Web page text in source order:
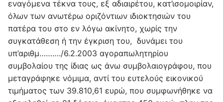
εναγόμενα τέκνα τους, εξ αδιαιρέτου, κατ’ισομοιρίαν,
όλων των ανωτέρω οριζόντιων ιδιοκτησιών του
πατέρα του στο εν λόγω ακίνητο, χωρίς την
συγκατάθεση ή την έγκριση του, δυνάμει του
υπ’αριθμ………./6.2.2003 αγοραπωλητηρίου
συμβολαίου της ίδιας ως άνω συμβολαιογράφου, που
μεταγράφηκε νόμιμα, αντί του ευτελούς εικονικού
τιμήματος των 39.810,61 ευρώ, που συμφωνήθηκε να